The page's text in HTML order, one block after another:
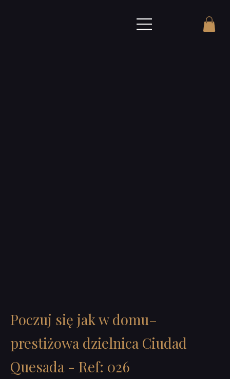
Poczuj się jak w domu–
prestiżowa dzielnica Ciudad
Quesada - Ref: 026